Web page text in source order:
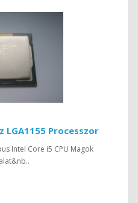
LGA1155 Processzor
Intel Core i5 CPU Magok